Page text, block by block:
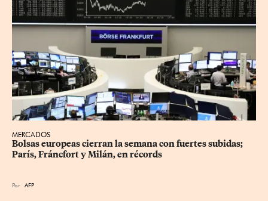
MERCADOS
Bolsas europeas cierran la semana con fuertes subidas;
París, Fráncfort y Milán, en récords
Por AFP